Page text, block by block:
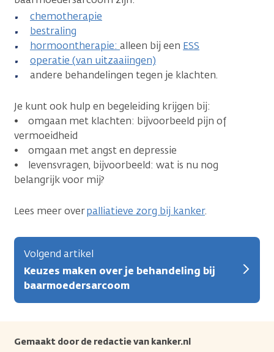
chemotherapie
bestraling
hormoontherapie: alleen bij een ESS
operatie (van uitzaaiingen)
andere behandelingen tegen je klachten.
Je kunt ook hulp en begeleiding krijgen bij:
• omgaan met klachten: bijvoorbeeld pijn of
vermoeidheid
• omgaan met angst en depressie
• levensvragen, bijvoorbeeld: wat is nu nog
belangrijk voor mij?
Lees meer overpalliatieve zorg bij kanker.
Volgend artikel
Keuzes maken over je behandeling bij
baarmoedersarcoom
Gemaakt door de redactie van kanker.nl